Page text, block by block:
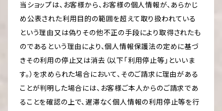
当ショップは、お客様から、お客様の個人情報が、あらかじ
め公表された利用目的の範囲を超えて取り扱われている
という理由又は偽りその他不正の手段により取得されたも
のであるという理由により、個人情報保護法の定めに基づ
きその利用の停止又は消去（以下「利用停止等」といいま
す。）を求められた場合において、そのご請求に理由がある
ことが判明した場合には、お客様ご本人からのご請求であ
ることを確認の上で、遅滞なく個人情報の利用停止等を行